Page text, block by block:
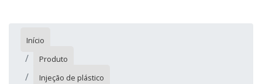
Início
Produto
Injeção de plástico